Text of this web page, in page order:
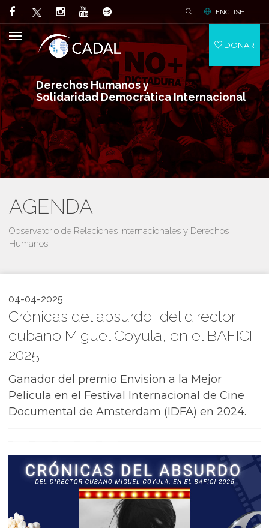
Derechos Humanos y
Solidaridad Democrática Internacional
ENGLISH
DONAR
AGENDA
Observatorio de Relaciones Internacionales y Derechos
Humanos
04-04-2025
Crónicas del absurdo, del director
cubano Miguel Coyula, en el BAFICI
2025
Ganador del premio Envision a la Mejor
Película en el Festival Internacional de Cine
Documental de Amsterdam (IDFA) en 2024.